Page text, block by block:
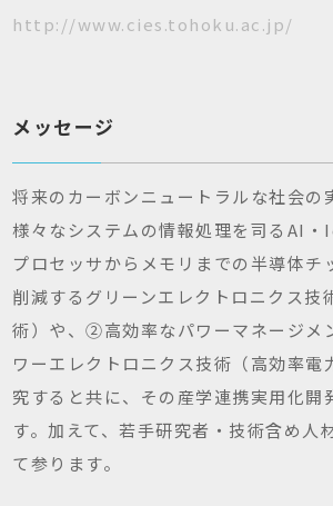
http://www.cies.tohoku.ac.jp/
メッセージ
将来のカーボンニュートラルな社会
様々なシステムの情報処理を司るAI・
プロセッサからメモリまでの半導体チ
削減するグリーンエレクトロニクス技
術）や、②高効率なパワーマネージメ
ワーエレクトロニクス技術（高効率電
究すると共に、その産学連携実用化開
す。加えて、若手研究者・技術含め人
て参ります。